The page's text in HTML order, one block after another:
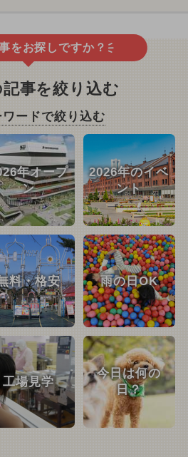
をお探しですか？
事を絞り込む
ワードで絞り込む
年オープ
ン
2026年のイベ
ント
料・格安 雨の日OK
工場見学
今日は何の
日？